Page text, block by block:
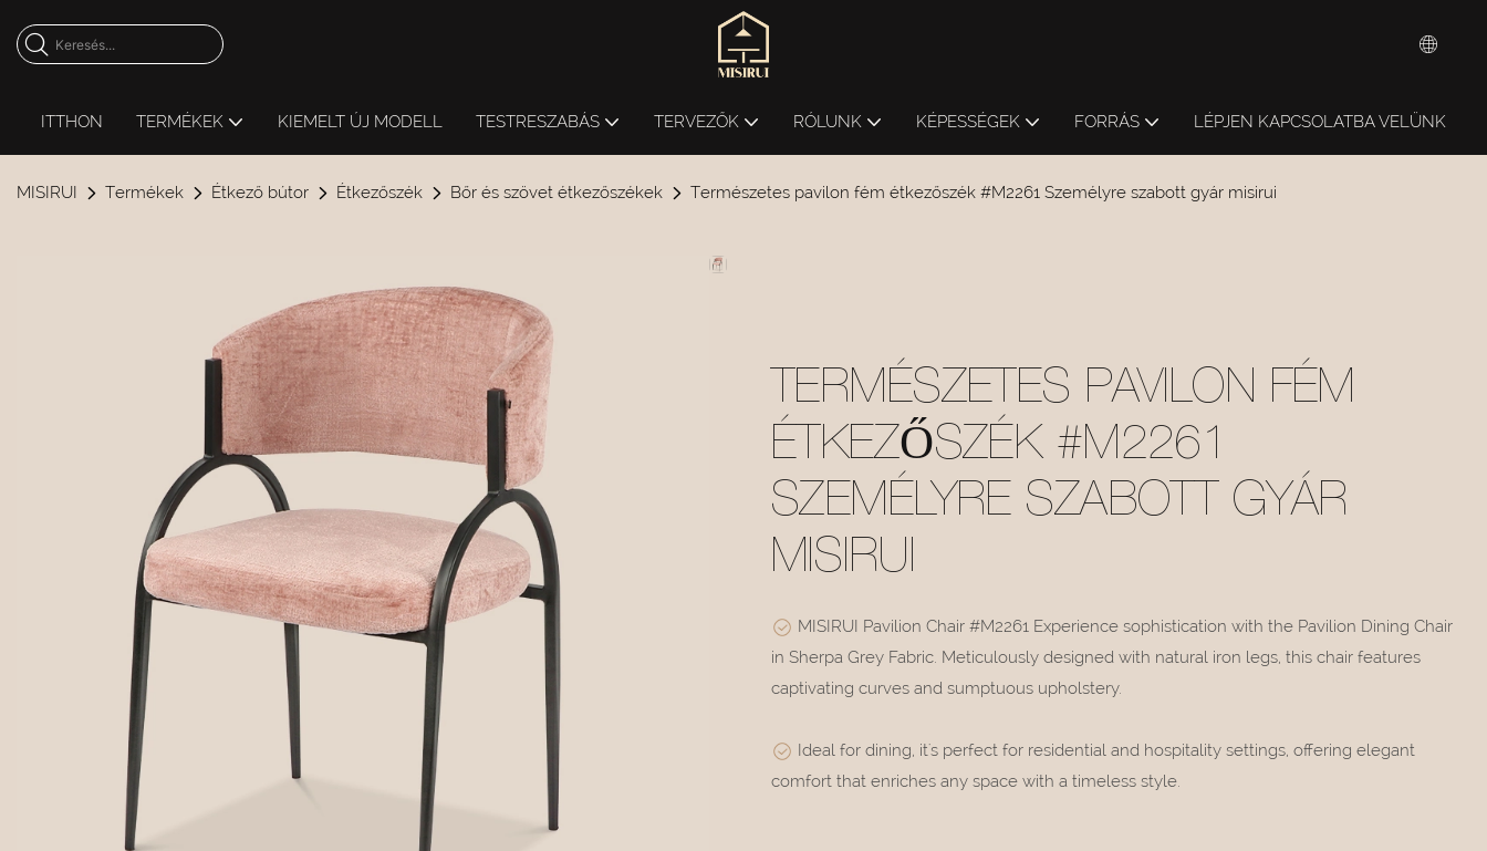
ITTHON TERMÉKEK KIEMELT ÚJ MODELL TESTRESZABÁS TERVEZŐK RÓLUNK KÉPESSÉGEK FORRÁS LÉPJEN KAPCSOLATBA VELÜNK
MISIRUI Termékek Étkező bútor Étkezőszék Bőr és szövet étkezőszékek Természetes pavilon fém étkezőszék #M2261 Személyre szabott gyár misirui
TERMÉSZETES PAVILON FÉM
ÉTKEZŐSZÉK #M2261
SZEMÉLYRE SZABOTT GYÁR
MISIRUI
MISIRUI Pavilion Chair #M2261 Experience sophistication with the Pavilion Dining Chair
in Sherpa Grey Fabric. Meticulously designed with natural iron legs, this chair features
captivating curves and sumptuous upholstery.
Ideal for dining, it's perfect for residential and hospitality settings, offering elegant
comfort that enriches any space with a timeless style.